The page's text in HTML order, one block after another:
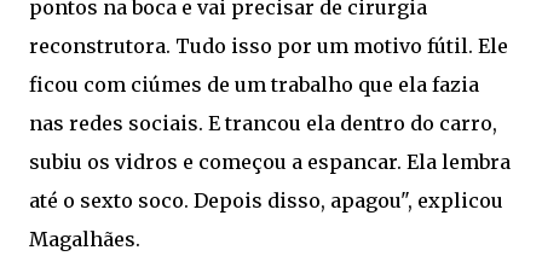
pontos na boca e vai precisar de cirurgia
reconstrutora. Tudo isso por um motivo fútil. Ele
ficou com ciúmes de um trabalho que ela fazia
nas redes sociais. E trancou ela dentro do carro,
subiu os vidros e começou a espancar. Ela lembra
até o sexto soco. Depois disso, apagou", explicou
Magalhães.